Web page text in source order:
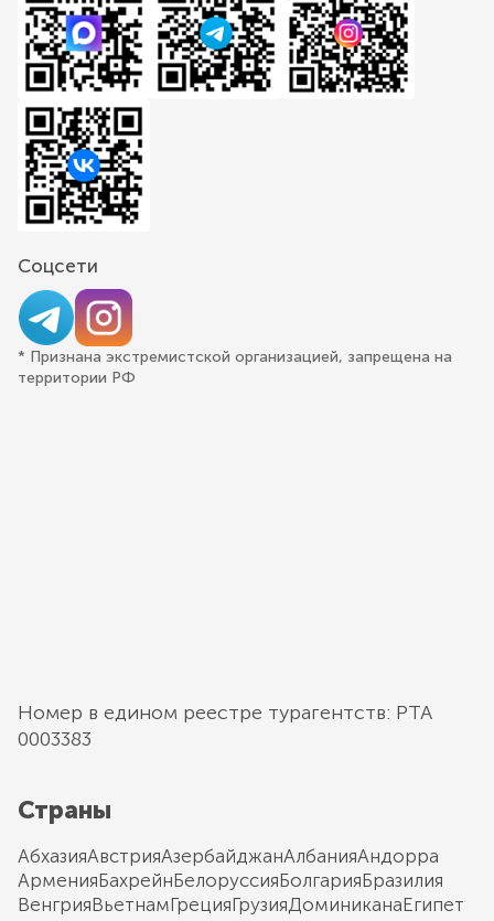
Соцсети
* Признана экстремистской организацией, запрещена на
территории РФ
Номер в едином реестре турагентств: РТА
0003383
Страны
АбхазияАвстрияАзербайджанАлбанияАндорра
АрменияБахрейнБелоруссияБолгарияБразилия
ВенгрияВьетнамГрецияГрузияДоминиканаЕгипет